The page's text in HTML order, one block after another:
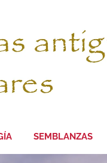
SEMBLANZAS